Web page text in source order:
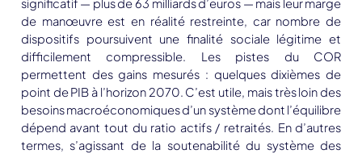
de manœuvre est en réalité restreinte, car nombre de
dispositifs poursuivent une finalité sociale légitime et
difficilement compressible. Les pistes du COR
permettent des gains mesurés : quelques dixièmes de
point de PIB à l’horizon 2070. C’est utile, mais très loin des
besoins macroéconomiques d’un système dont l’équilibre
dépend avant tout du ratio actifs / retraités. En d’autres
termes, s’agissant de la soutenabilité du système des